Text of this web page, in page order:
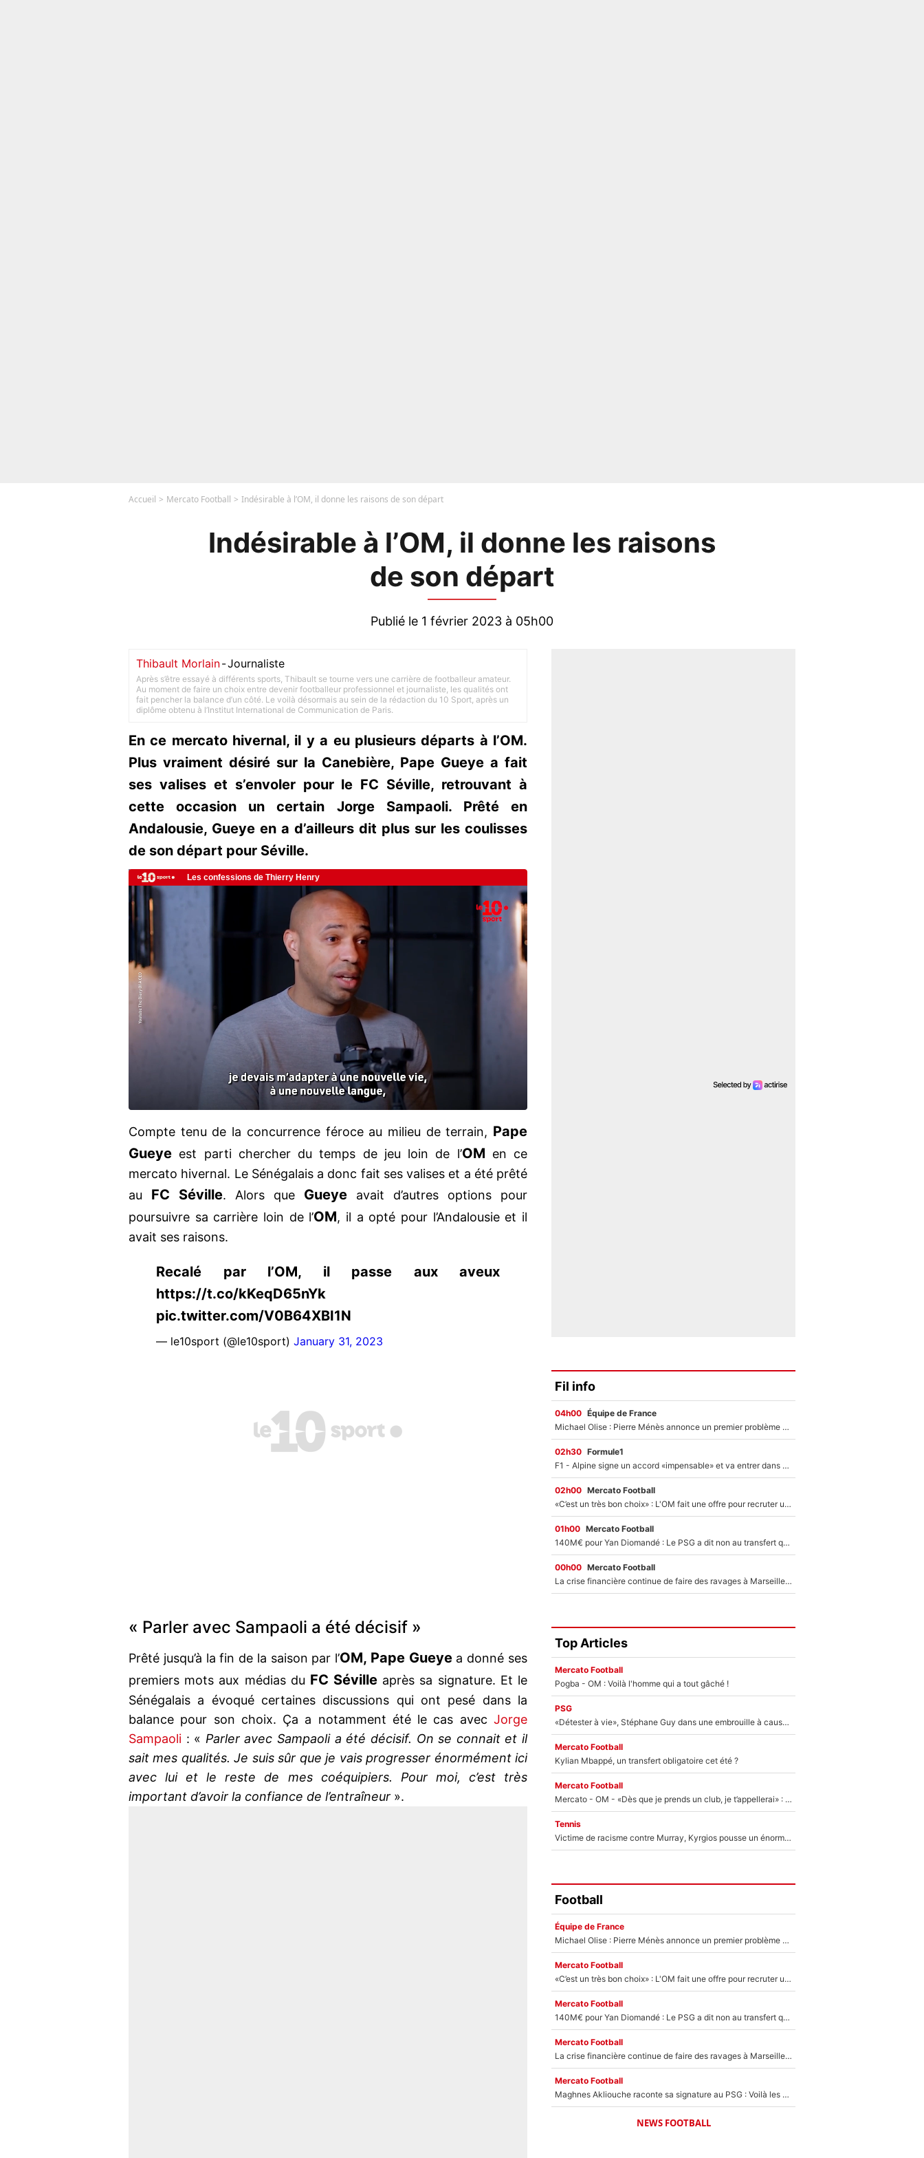
Accueil Mercato Football Indésirable à l’OM, il donne les raisons de son départ
Indésirable à l’OM, il donne les raisons
de son départ
Publié le 1 février 2023 à 05h00
Thibault Morlain-Journaliste
Après s’être essayé à différents sports, Thibault se tourne vers une carrière de footballeur amateur.
Au moment de faire un choix entre devenir footballeur professionnel et journaliste, les qualités ont
fait pencher la balance d’un côté. Le voilà désormais au sein de la rédaction du 10 Sport, après un
diplôme obtenu à l’Institut International de Communication de Paris.
En ce mercato hivernal, il y a eu plusieurs départs à l’OM.
Plus vraiment désiré sur la Canebière, Pape Gueye a fait
ses valises et s’envoler pour le FC Séville, retrouvant à
cette occasion un certain Jorge Sampaoli. Prêté en
Andalousie, Gueye en a d’ailleurs dit plus sur les coulisses
de son départ pour Séville.
Compte tenu de la concurrence féroce au milieu de terrain, Pape
Gueye est parti chercher du temps de jeu loin de l’OM en ce
mercato hivernal. Le Sénégalais a donc fait ses valises et a été prêté
au FC Séville. Alors que Gueye avait d’autres options pour
poursuivre sa carrière loin de l’OM, il a opté pour l’Andalousie et il
avait ses raisons.
Recalé par l’OM, il passe aux aveux
https://t.co/kKeqD65nYk
pic.twitter.com/V0B64XBI1N
— le10sport (@le10sport) January 31, 2023
« Parler avec Sampaoli a été décisif »
Prêté jusqu’à la fin de la saison par l’OM, Pape Gueyea donné ses
premiers mots aux médias du FC Séville après sa signature. Et le
Sénégalais a évoqué certaines discussions qui ont pesé dans la
balance pour son choix. Ça a notamment été le cas avec Jorge
Sampaoli : « Parler avec Sampaoli a été décisif. On se connait et il
sait mes qualités. Je suis sûr que je vais progresser énormément ici
avec lui et le reste de mes coéquipiers. Pour moi, c’est très
important d’avoir la confiance de l’entraîneur ».
Fil info
04h00 Équipe de France
Michael Olise : Pierre Ménès annonce un premier problème pour Zinedine Zidane en équipe de France
02h30 Formule1
F1 - Alpine signe un accord «impensable» et va entrer dans une nouvelle dimension : Grande nouvelle pour Pierre Gasly !
02h00 Mercato Football
«C’est un très bon choix» : L'OM fait une offre pour recruter un ancien joueur du PSG... et c'est validé dans l'After Foot !
01h00 Mercato Football
140M€ pour Yan Diomandé : Le PSG a dit non au transfert qui bat tous les records sur le mercato
00h00 Mercato Football
La crise financière continue de faire des ravages à Marseille : L’OM a placé 12 joueurs sur le marché des transferts… et ça pourrait lui rapporter près de 100M€ !
Top Articles
Mercato Football
Pogba - OM : Voilà l'homme qui a tout gâché !
PSG
«Détester à vie», Stéphane Guy dans une embrouille à cause du PSG !
Mercato Football
Kylian Mbappé, un transfert obligatoire cet été ?
Mercato Football
Mercato - OM - «Dès que je prends un club, je t’appellerai» : La promesse de Marcelino au moment de claquer la porte
Tennis
Victime de racisme contre Murray, Kyrgios pousse un énorme coup de gueule !
Football
Équipe de France
Michael Olise : Pierre Ménès annonce un premier problème pour Zinedine Zidane en équipe de France
Mercato Football
«C’est un très bon choix» : L'OM fait une offre pour recruter un ancien joueur du PSG... et c'est validé dans l'After Foot !
Mercato Football
140M€ pour Yan Diomandé : Le PSG a dit non au transfert qui bat tous les records sur le mercato
Mercato Football
La crise financière continue de faire des ravages à Marseille : L’OM a placé 12 joueurs sur le marché des transferts… et ça pourrait lui rapporter près de 100M€ !
Mercato Football
Maghnes Akliouche raconte sa signature au PSG : Voilà les coulisses de son transfert de rêve à 50M€
NEWS FOOTBALL